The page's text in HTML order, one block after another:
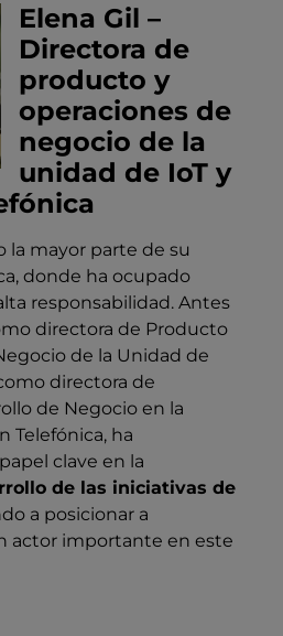
Elena Gil –
Directora de
producto y
operaciones de
negocio de la
unidad de IoT y
la mayor parte de su
donde ha ocupado
responsabilidad. Antes
directora de Producto
de la Unidad de
directora de
de Negocio en la
Telefónica, ha
clave en la
de las iniciativas de
a posicionar a
actor importante en este